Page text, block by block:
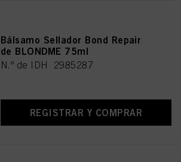
Bálsamo Sellador Bond Repair
de BLONDME 75ml
N.º de IDH 2985287
REGISTRAR Y COMPRAR